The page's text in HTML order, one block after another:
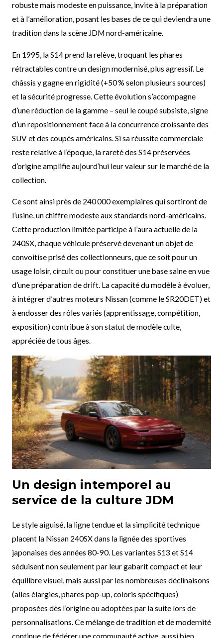
robuste mais modeste en puissance, invite à la préparation
et à l’amélioration, posant les bases de ce qui deviendra une
tradition dans la scène JDM nord-américaine.
En 1995, la S14 prend la relève, troquant les phares
rétractables contre un design modernisé, plus agressif. Le
châssis y gagne en rigidité (+50 % selon plusieurs sources)
et la sécurité progresse. Cette évolution s’accompagne
d’une réduction de la gamme – seul le coupé subsiste, signe
d’un repositionnement face à la concurrence croissante des
SUV et des coupés américains. Si sa réussite commerciale
reste relative à l’époque, la rareté des S14 préservées
d’origine amplifie aujourd’hui leur valeur sur le marché de la
collection.
Ce sont ainsi près de 240 000 exemplaires qui sortiront de
l’usine, un chiffre modeste aux standards nord-américains.
Cette production limitée participe à l’aura actuelle de la
240SX, chaque véhicule préservé devenant un objet de
convoitise prisé des collectionneurs, que ce soit pour un
usage loisir, circuit ou pour constituer une base saine en vue
d’une préparation de drift. La capacité du modèle à évoluer,
à intégrer d’autres moteurs Nissan (comme le SR20DET) et
à endosser des rôles variés (apprentissage, compétition,
exposition) contribue à son statut de modèle culte,
appréciée de tous âges.
Un design intemporel au
service de la culture JDM
Le style aiguisé, la ligne tendue et la simplicité technique
placent la Nissan 240SX dans la lignée des sportives
japonaises des années 80-90. Les variantes S13 et S14
séduisent non seulement par leur gabarit compact et leur
équilibre visuel, mais aussi par les nombreuses déclinaisons
(ailes élargies, phares pop-up, coloris spécifiques)
proposées dès l’origine ou adoptées par la suite lors de
personnalisations. Ce mélange de tradition et de modernité
continue de fédérer une communauté active, aussi bien